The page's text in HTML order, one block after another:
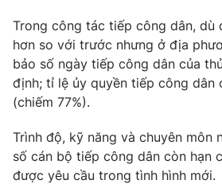
Trong công tác tiếp công dân, dù
hơn so với trước nhưng ở địa
bảo số ngày tiếp công dân của
định; tỉ lệ ủy quyền tiếp công dân
(chiếm 77%).
Trình độ, kỹ năng và chuyên môn
số cán bộ tiếp công dân còn hạn
được yêu cầu trong tình hình mới.